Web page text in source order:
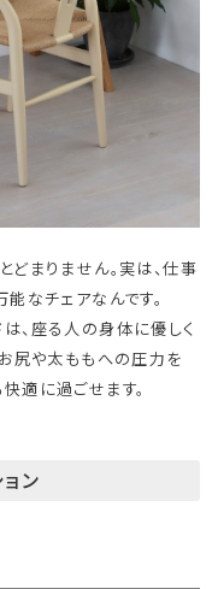
まりません。実は、仕事
なチェアなんです。
、座る人の身体に優しく
お尻や太ももへの圧力を
適に過ごせます。
ン